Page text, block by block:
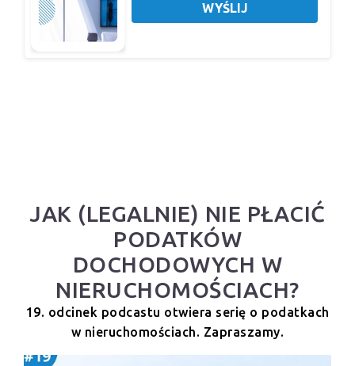
WYŚLIJ
JAK (LEGALNIE) NIE PŁACIĆ
PODATKÓW
DOCHODOWYCH W
NIERUCHOMOŚCIACH?
19. odcinek podcastu otwiera serię o podatkach
w nieruchomościach. Zapraszamy.